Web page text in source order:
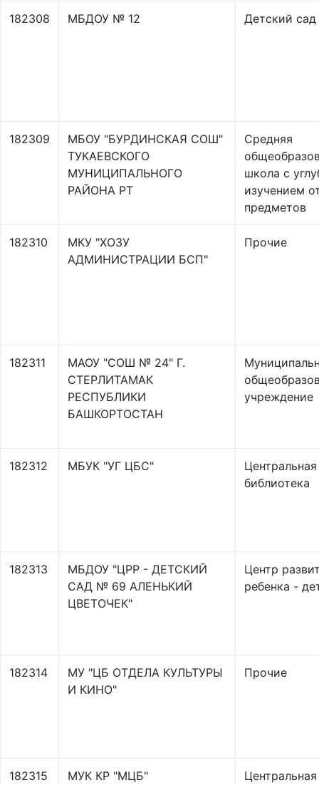
182308 МБДОУ № 12 Детский сад
182309
МБОУ "БУРДИНСКАЯ СОШ"
ТУКАЕВСКОГО
МУНИЦИПАЛЬНОГО
РАЙОНА РТ
Средняя
школа с
изучением
предметов
182310
МКУ "ХОЗУ
АДМИНИСТРАЦИИ БСП"
Прочие
182311
МАОУ "СОШ № 24" Г.
СТЕРЛИТАМАК
РЕСПУБЛИКИ
БАШКОРТОСТАН
учреждение
182312 МБУК "УГ ЦБС"
Центральная
библиотека
182313
МБДОУ "ЦРР - ДЕТСКИЙ
САД № 69 АЛЕНЬКИЙ
ЦВЕТОЧЕК"
Центр
ребенка -
182314
МУ "ЦБ ОТДЕЛА КУЛЬТУРЫ
И КИНО"
Прочие
182315 МУК КР "МЦБ"
Центральная